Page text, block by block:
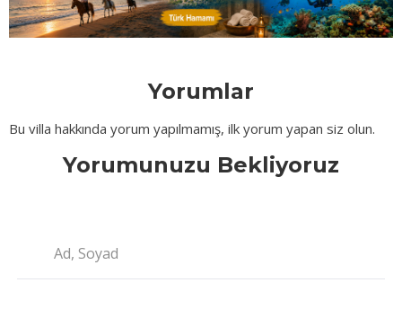
Yorumlar
Bu villa hakkında yorum yapılmamış, ilk yorum yapan siz olun.
Yorumunuzu Bekliyoruz
Ad, Soyad